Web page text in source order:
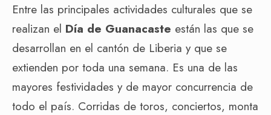
Entre las principales actividades culturales que se
realizan el Día de Guanacaste están las que se
desarrollan en el cantón de Liberia y que se
extienden por toda una semana. Es una de las
mayores festividades y de mayor concurrencia de
todo el país. Corridas de toros, conciertos, monta